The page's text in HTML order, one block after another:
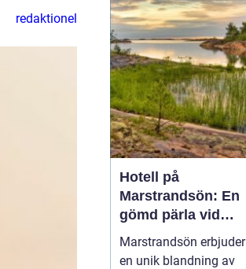
redaktionel
Hotell på
Marstrandsön: En
gömd pärla vid
västkusten
Marstrandsön erbjuder
en unik blandning av